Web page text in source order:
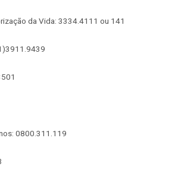
da Vida: 3334.4111 ou 141
0800.311.119